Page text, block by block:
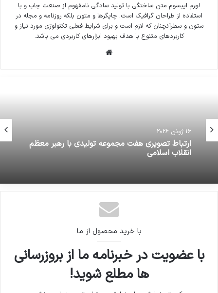
لورم ایپسوم متن ساختگی با تولید سادگی نامفهوم از صنعت چاپ و با
استفاده از طراحان گرافیک است. چاپگرها و متون بلکه روزنامه و مجله در
ستون و سطرآنچنان که لازم است و برای شرایط فعلی تکنولوژی مورد نیاز و
کاربردهای متنوع با هدف بهبود ابزارهای کاربردی می باشد.
16 ژوئن 2026
ارتباط تصویری هفت مجموعه تولیدی با رهبر معظم
انقلاب اسلامی
با خرید محصول از ما
با عضویت در خبرنامه ما از بروزرسانی
ها مطلع شوید!